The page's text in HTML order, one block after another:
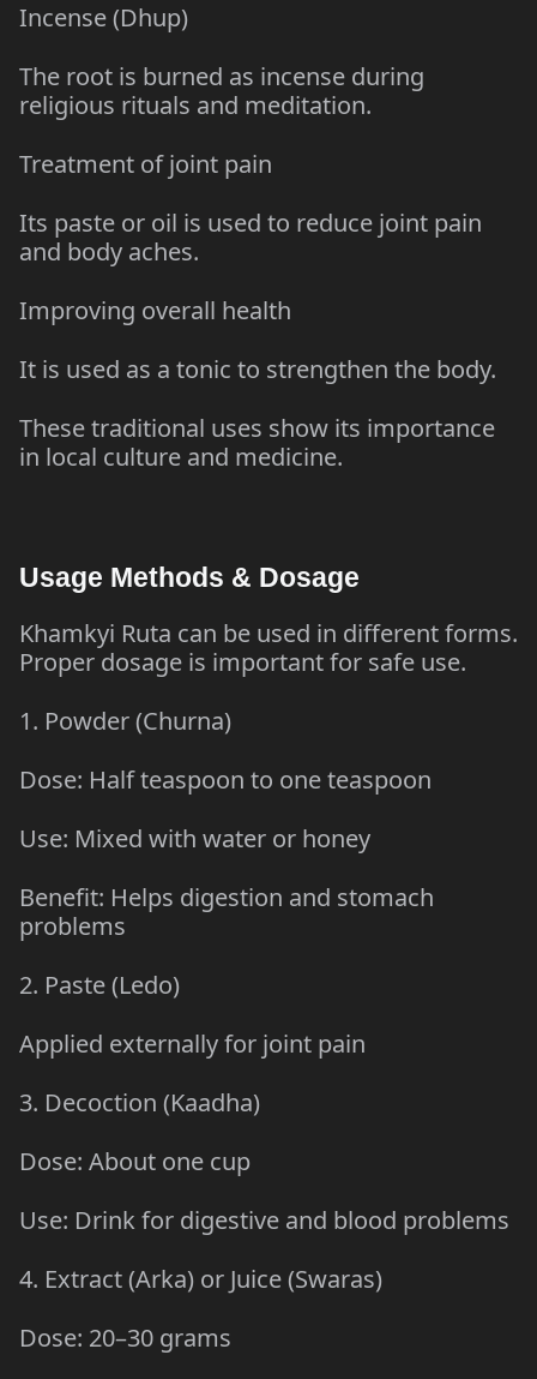
Incense (Dhup)
The root is burned as incense during
religious rituals and meditation.
Treatment of joint pain
Its paste or oil is used to reduce joint pain
and body aches.
Improving overall health
It is used as a tonic to strengthen the body.
These traditional uses show its importance
in local culture and medicine.
Usage Methods & Dosage
Khamkyi Ruta can be used in different forms.
Proper dosage is important for safe use.
1. Powder (Churna)
Dose: Half teaspoon to one teaspoon
Use: Mixed with water or honey
Benefit: Helps digestion and stomach
problems
2. Paste (Ledo)
Applied externally for joint pain
3. Decoction (Kaadha)
Dose: About one cup
Use: Drink for digestive and blood problems
4. Extract (Arka) or Juice (Swaras)
Dose: 20–30 grams